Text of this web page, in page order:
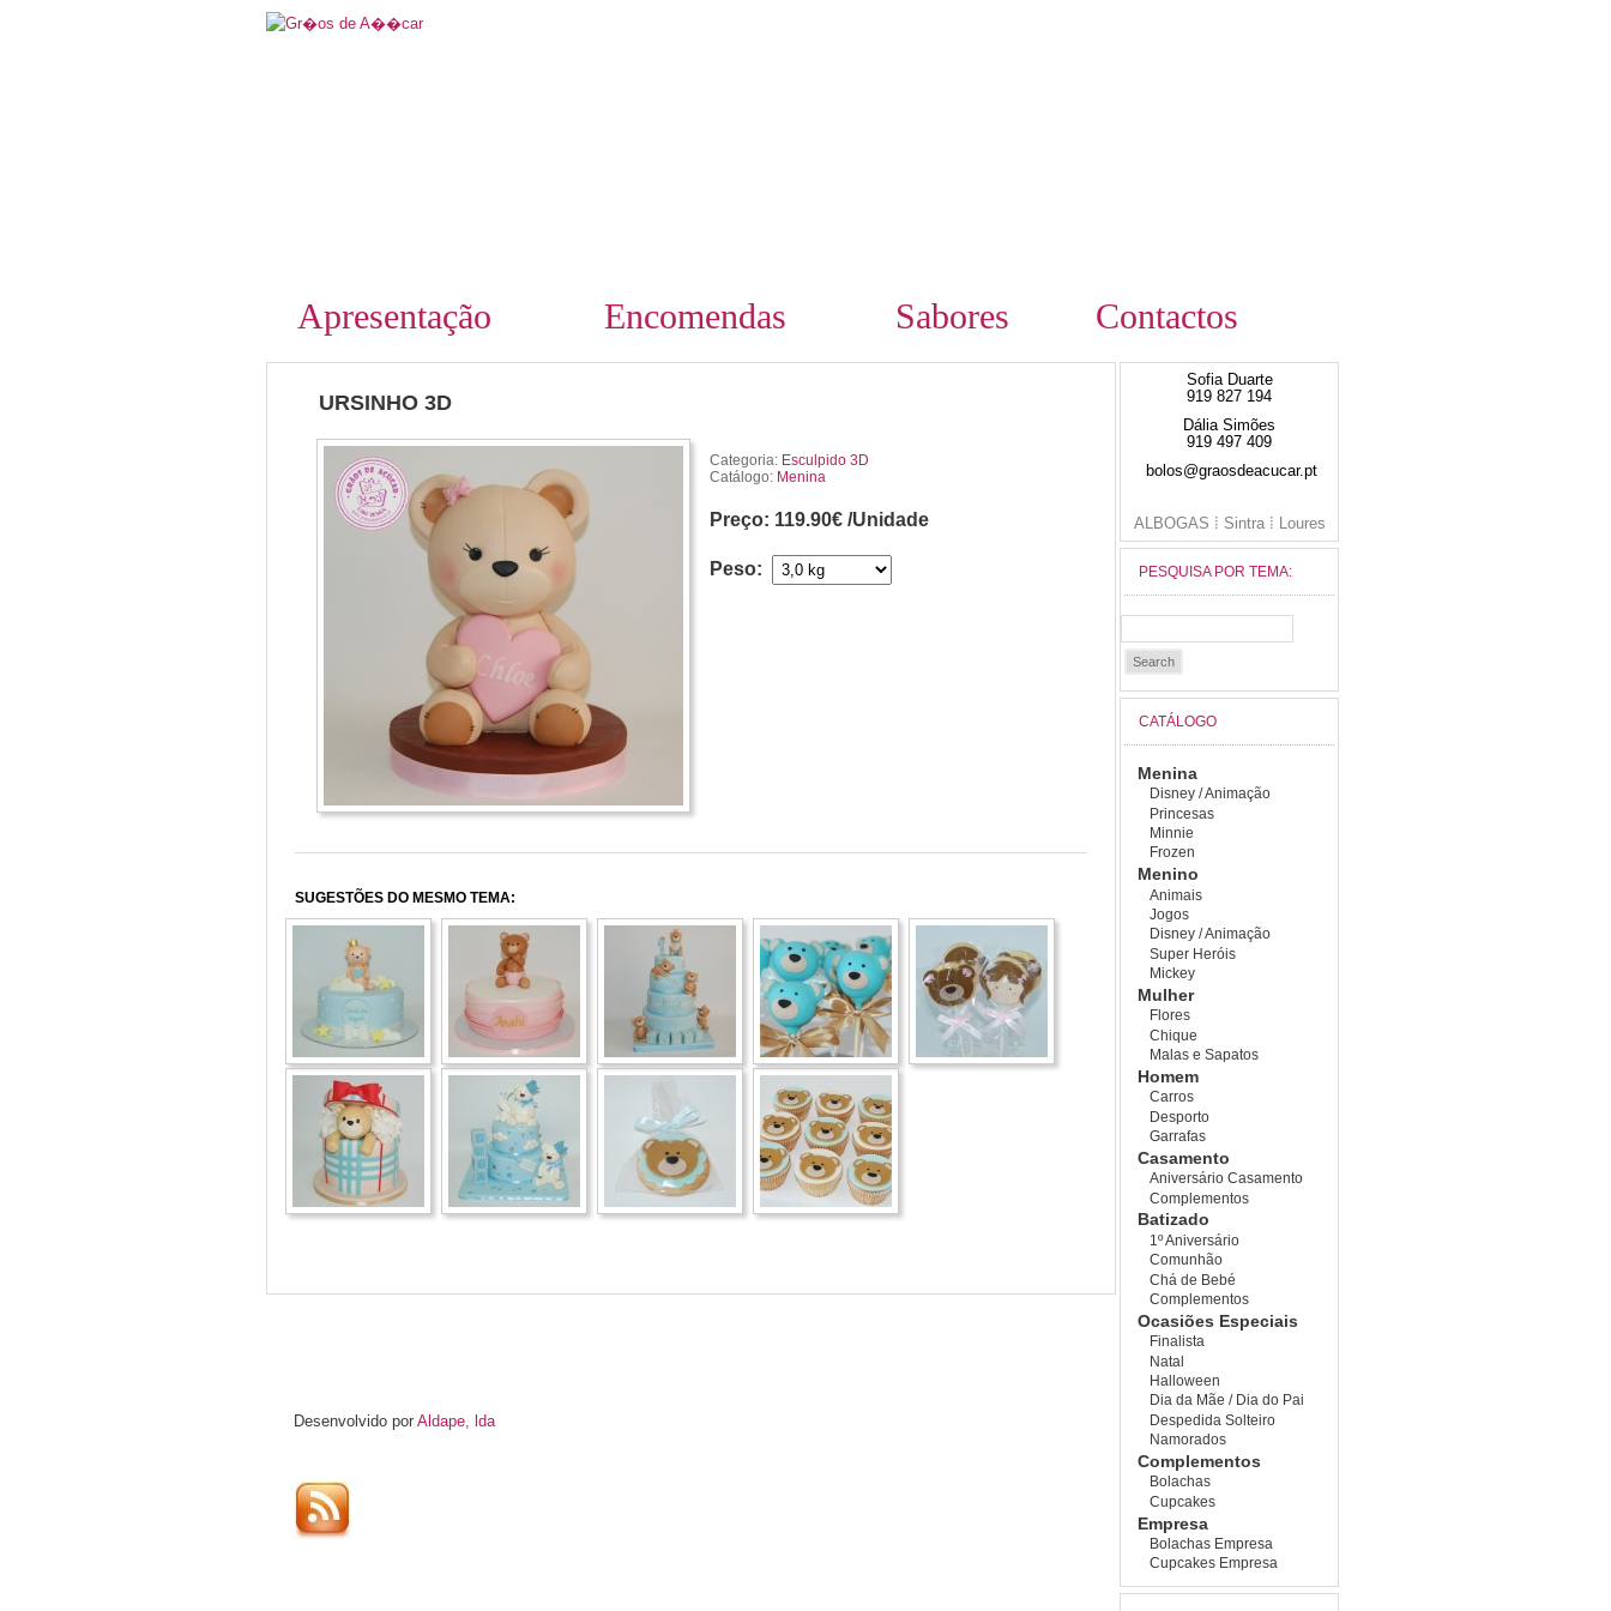
Apresentação Encomendas Sabores Contactos
URSINHO 3D
Categoria: Esculpido 3D
Catálogo: Menina
Preço: 119.90€ /Unidade
Peso:
SUGESTÕES DO MESMO TEMA:
Desenvolvido por Aldape, lda
Sofia Duarte
919 827 194
Dália Simões
919 497 409
bolos@graosdeacucar.pt
ALBOGAS ⁞ Sintra ⁞ Loures
PESQUISA POR TEMA:
CATÁLOGO
Menina
Disney / Animação
Princesas
Minnie
Frozen
Menino
Animais
Jogos
Disney / Animação
Super Heróis
Mickey
Mulher
Flores
Chique
Malas e Sapatos
Homem
Carros
Desporto
Garrafas
Casamento
Aniversário Casamento
Complementos
Batizado
1º Aniversário
Comunhão
Chá de Bebé
Complementos
Ocasiões Especiais
Finalista
Natal
Halloween
Dia da Mãe / Dia do Pai
Despedida Solteiro
Namorados
Complementos
Bolachas
Cupcakes
Empresa
Bolachas Empresa
Cupcakes Empresa